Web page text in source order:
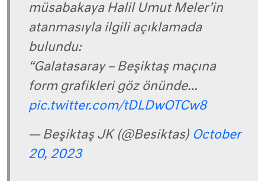
müsabakaya Halil Umut Meler’in
atanmasıyla ilgili açıklamada
bulundu:
“Galatasaray – Beşiktaş maçına
form grafikleri göz önünde…
pic.twitter.com/tDLDwOTCw8
— Beşiktaş JK (@Besiktas) October
20, 2023